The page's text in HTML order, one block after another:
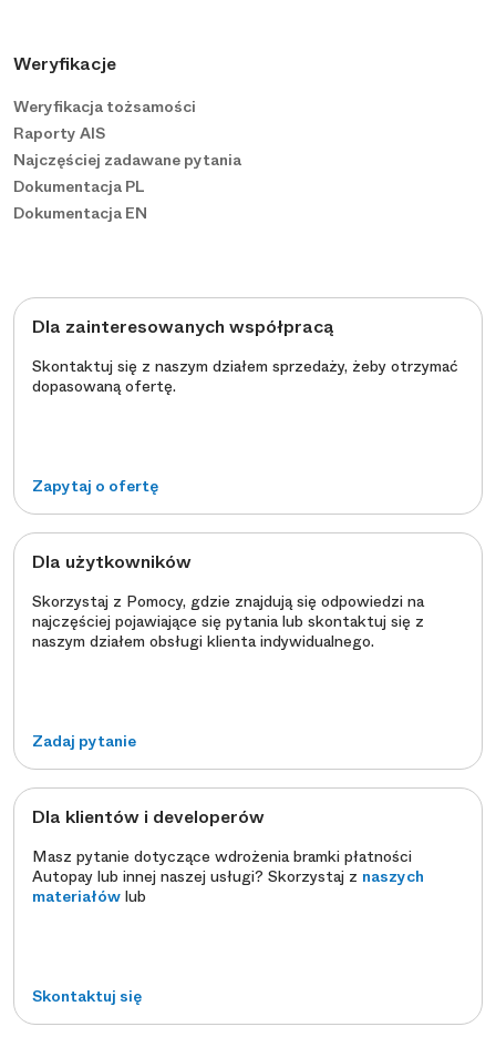
Weryfikacje
Weryfikacja tożsamości
Raporty AIS
Najczęściej zadawane pytania
Dokumentacja PL
Dokumentacja EN
Dla zainteresowanych współpracą
Skontaktuj się z naszym działem sprzedaży, żeby otrzymać
dopasowaną ofertę.
Zapytaj o ofertę
Dla użytkowników
Skorzystaj z Pomocy, gdzie znajdują się odpowiedzi na
najczęściej pojawiające się pytania lub skontaktuj się z
naszym działem obsługi klienta indywidualnego.
Zadaj pytanie
Dla klientów i developerów
Masz pytanie dotyczące wdrożenia bramki płatności
Autopay lub innej naszej usługi? Skorzystaj z naszych
materiałów lub
Skontaktuj się